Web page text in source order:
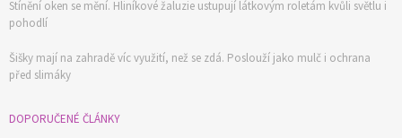
Stínění oken se mění. Hliníkové žaluzie ustupují látkovým roletám kvůli světlu i
pohodlí
Šišky mají na zahradě víc využití, než se zdá. Poslouží jako mulč i ochrana
před slimáky
DOPORUČENÉ ČLÁNKY